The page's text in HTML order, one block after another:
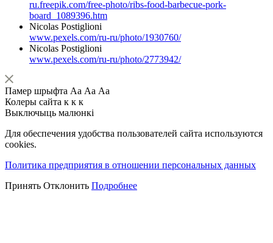
ru.freepik.com/free-photo/ribs-food-barbecue-pork-
board_1089396.htm
Nicolas Postiglioni
www.pexels.com/ru-ru/photo/1930760/
Nicolas Postiglioni
www.pexels.com/ru-ru/photo/2773942/
Памер шрыфта Аа Аа Аа
Колеры сайта к к к
Выключыць малюнкі
Для обеспечения удобства пользователей сайта используются
cookies.
Политика предприятия в отношении персональных данных
Принять Отклонить Подробнее